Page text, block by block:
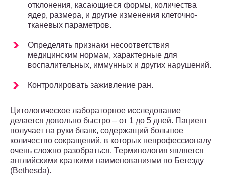
отклонения, касающиеся формы, количества
ядер, размера, и другие изменения клеточно-
тканевых параметров.
Определять признаки несоответствия
медицинским нормам, характерные для
воспалительных, иммунных и других нарушений.
Контролировать заживление ран.
Цитологическое лабораторное исследование
делается довольно быстро – от 1 до 5 дней. Пациент
получает на руки бланк, содержащий большое
количество сокращений, в которых непрофессионалу
очень сложно разобраться. Терминология является
английскими краткими наименованиями по Бетезду
(Bethesda).